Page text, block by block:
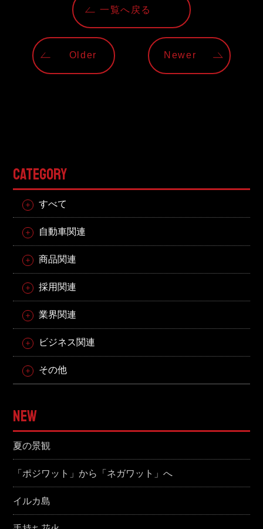
一覧へ戻る
Older Newer
CATEGORY
すべて
自動車関連
商品関連
採用関連
業界関連
ビジネス関連
その他
NEW
夏の景観
「ポジワット」から「ネガワット」へ
イルカ島